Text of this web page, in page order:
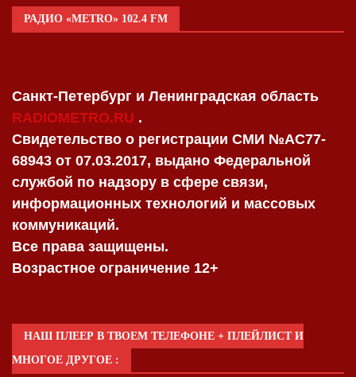
РАДИО «METRO» 102.4 FM
Санкт-Петербург и Ленинградская область
RADIOMETRO.RU .
Свидетельство о регистрации СМИ №AC77-
68943 от 07.03.2017, выдано Федеральной
службой по надзору в сфере связи,
информационных технологий и массовых
коммуникаций.
Все права защищены.
Возрастное ограничение 12+
НАШ ПЛЕЕР В ТВОЕМ ТЕЛЕФОНЕ + ПЛЕЙЛИСТ И
МНОГОЕ ДРУГОЕ :